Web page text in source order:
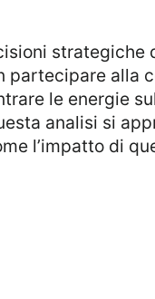
alla
le energie
analisi si
l’impatto di